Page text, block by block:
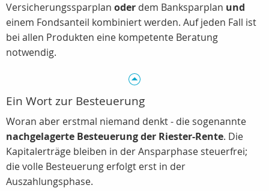
Versicherungssparplan oder dem Banksparplan und
einem Fondsanteil kombiniert werden. Auf jeden Fall ist
bei allen Produkten eine kompetente Beratung
notwendig.
Ein Wort zur Besteuerung
Woran aber erstmal niemand denkt - die sogenannte
nachgelagerte Besteuerung der Riester-Rente. Die
Kapitalerträge bleiben in der Ansparphase steuerfrei;
die volle Besteuerung erfolgt erst in der
Auszahlungsphase.